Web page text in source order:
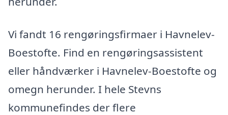
Vi fandt 16 rengøringsfirmaer i Havnelev-
Boestofte. Find en rengøringsassistent
eller håndværker i Havnelev-Boestofte og
omegn herunder. I hele Stevns
kommunefindes der flere